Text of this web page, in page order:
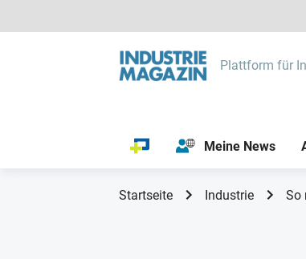
Plattform für
Meine News
Startseite Industrie So